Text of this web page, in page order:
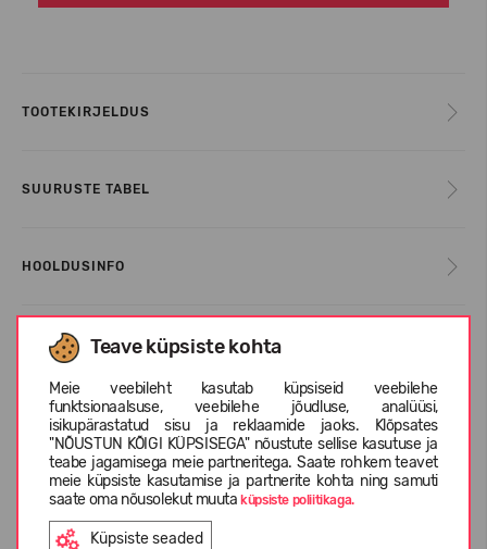
Teave küpsiste kohta
Meie veebileht kasutab küpsiseid veebilehe
funktsionaalsuse, veebilehe jõudluse, analüüsi,
isikupärastatud sisu ja reklaamide jaoks. Klõpsates
"NÕUSTUN KÕIGI KÜPSISEGA" nõustute sellise kasutuse ja
teabe jagamisega meie partneritega. Saate rohkem teavet
meie küpsiste kasutamise ja partnerite kohta ning samuti
saate oma nõusolekut muutaküpsiste poliitikaga.
Küpsiste seaded
TOOTEKIRJELDUS
SUURUSTE TABEL
HOOLDUSINFO
INFORMATSIOON KOHTA CROCS™
KLIENTIDE ARVUSTUSED (0)
Sarnased tooted